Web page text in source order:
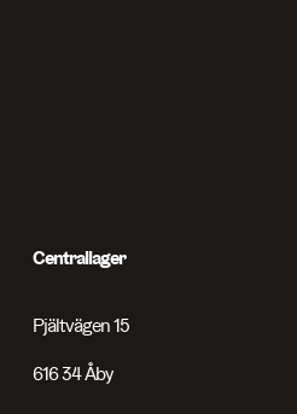
Centrallager
Pjältvägen 15
616 34 Åby